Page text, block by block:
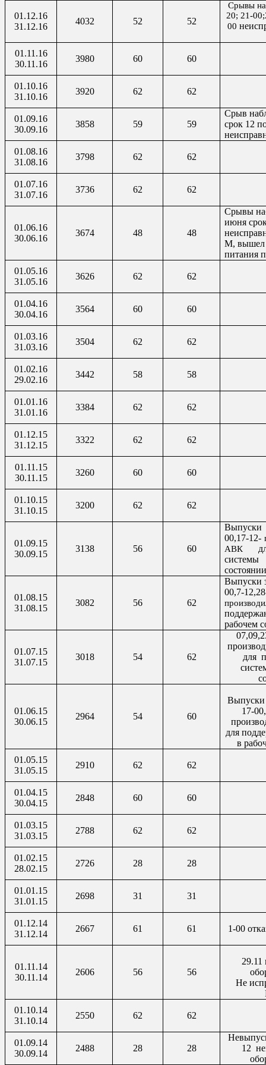
01.12.16
31.12.16
4032 52 52
Срывы
20; 21-
00
01.11.16
30.11.16
3980 60 60
01.10.16
31.10.16
3920 62 62
01.09.16
30.09.16
3858 59 59
Срыв
срок 12
01.08.16
31.08.16
3798 62 62
01.07.16
31.07.16
3736 62 62
01.06.16
30.06.16
3674 48 48
Срывы
июня
М, вышел
питания
01.05.16
31.05.16
3626 62 62
01.04.16
30.04.16
3564 60 60
01.03.16
31.03.16
3504 62 62
01.02.16
29.02.16
3442 58 58
01.01.16
31.01.16
3384 62 62
01.12.15
31.12.15
3322 62 62
01.11.15
30.11.15
3260 60 60
01.10.15
31.10.15
3200 62 62
01.09.15
30.09.15
3138 56 60
Выпуски
00,17-12-
АВК
01.08.15
31.08.15
3082 56 62
Выпуски
00,7-
рабочем
01.07.15
31.07.15
3018 54 62
для
01.06.15
30.06.15
2964 54 60
Выпуски
17-
для
в
01.05.15
31.05.15
2910 62 62
01.04.15
30.04.15
2848 60 60
01.03.15
31.03.15
2788 62 62
01.02.15
28.02.15
2726 28 28
01.01.15
31.01.15
2698 31 31
01.12.14
31.12.14
2667 61 61 1-00
01.11.14
30.11.14
2606 56 56
29.11
Не
01.10.14
31.10.14
2550 62 62
01.09.14
30.09.14
2488 28 28
12